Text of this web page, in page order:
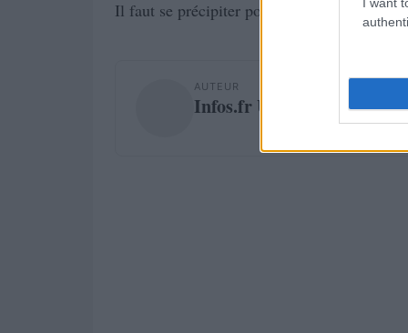
Il faut se précipiter pour voir cette
AUTEUR
Infos.fr Unit